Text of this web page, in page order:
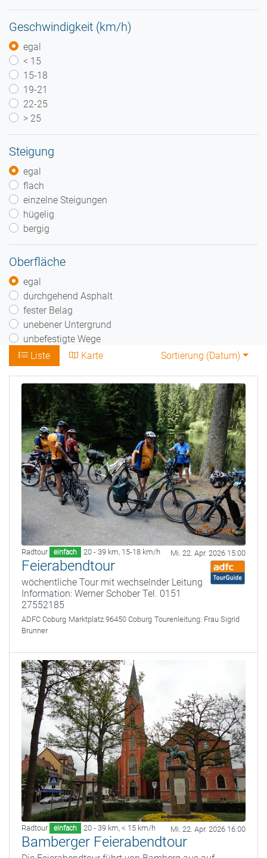
Geschwindigkeit (km/h)
egal
< 15
15-18
19-21
22-25
> 25
Steigung
egal
flach
einzelne Steigungen
hügelig
bergig
Oberfläche
egal
durchgehend Asphalt
fester Belag
unebener Untergrund
unbefestigte Wege
Liste
Karte Sortierung (Datum)
Radtour einfach 20 - 39 km, 15-18 km/h Mi. 22. Apr. 2026 15:00
Feierabendtour
wöchentliche Tour mit wechselnder Leitung
Information: Werner Schober Tel. 0151
27552185
ADFC Coburg Marktplatz 96450 Coburg Tourenleitung: Frau Sigrid
Brunner
Radtour einfach 20 - 39 km, < 15 km/h Mi. 22. Apr. 2026 16:00
Bamberger Feierabendtour